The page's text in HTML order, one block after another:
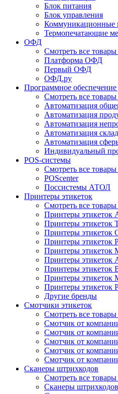
Блок питания
Блок управления
Коммуникационные
Термопечатающие
ОФД
Смотреть все товары
Платформа ОФД
Первый ОФД
ОФД.ру
Программное обеспечение
Смотреть все товары
Автоматизация
Автоматизация
Автоматизация
Автоматизация
Автоматизация
Индивидуальный
POS-системы
Смотреть все товары
POScenter
Поссистемы АТОЛ
Принтеры этикеток
Смотреть все товары
Принтеры
Принтеры этикеток
Принтеры этикеток
Принтеры этикеток
Принтеры этикеток
Принтеры этикеток
Принтеры этикеток
Принтеры этикеток
Принтеры этикеток
Другие бренды
Смотчики этикеток
Смотреть все товары
Смотчик от
Смотчик от
Смотчик от
Смотчик от
Смотчик от
Сканеры штрихкодов
Смотреть все товары
Сканеры